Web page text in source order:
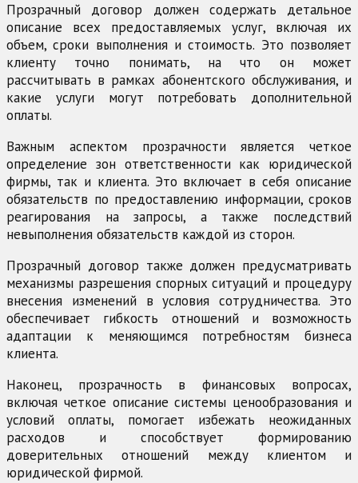
Прозрачный договор должен содержать детальное
описание всех предоставляемых услуг, включая их
объем, сроки выполнения и стоимость. Это позволяет
клиенту точно понимать, на что он может
рассчитывать в рамках абонентского обслуживания, и
какие услуги могут потребовать дополнительной
оплаты.
Важным аспектом прозрачности является четкое
определение зон ответственности как юридической
фирмы, так и клиента. Это включает в себя описание
обязательств по предоставлению информации, сроков
реагирования на запросы, а также последствий
невыполнения обязательств каждой из сторон.
Прозрачный договор также должен предусматривать
механизмы разрешения спорных ситуаций и процедуру
внесения изменений в условия сотрудничества. Это
обеспечивает гибкость отношений и возможность
адаптации к меняющимся потребностям бизнеса
клиента.
Наконец, прозрачность в финансовых вопросах,
включая четкое описание системы ценообразования и
условий оплаты, помогает избежать неожиданных
расходов и способствует формированию
доверительных отношений между клиентом и
юридической фирмой.